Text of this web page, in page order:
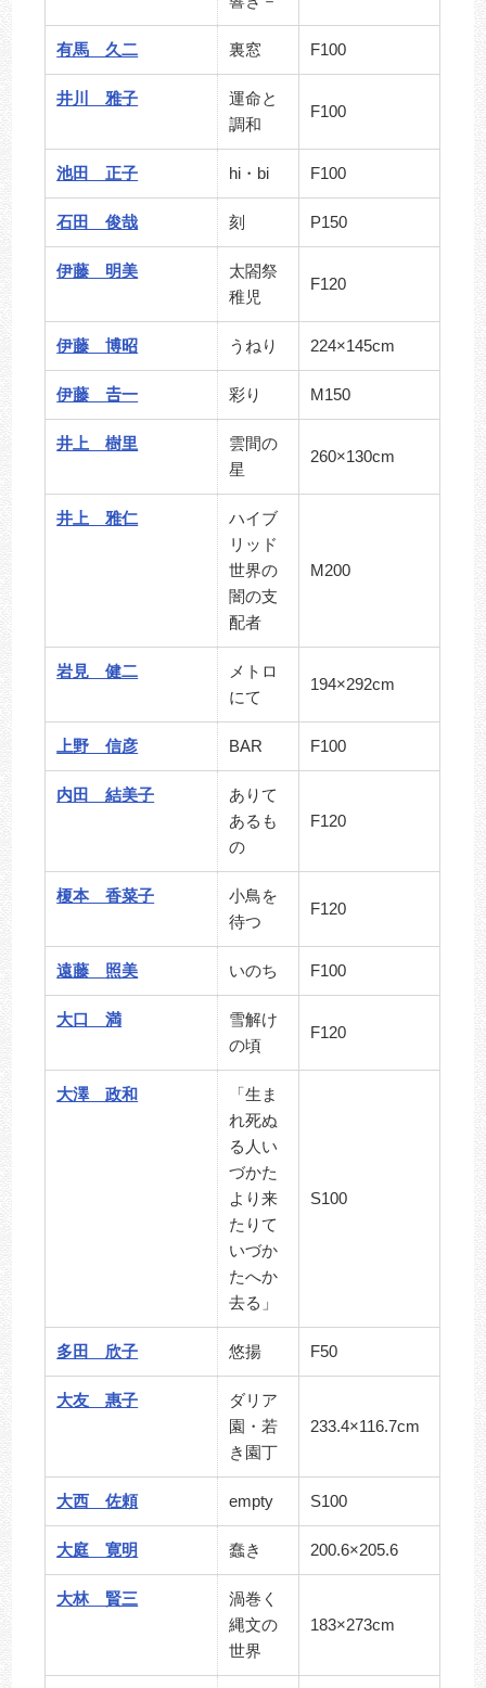
有馬 久二 裏窓 F100
井川 雅子
運命と
調和
F100
池田 正子 hi・bi F100
石田 俊哉 刻 P150
伊藤 明美
太閤祭
稚児
F120
伊藤 博昭 うねり 224×145cm
伊藤 𠮷一 彩り M150
井上 樹里
雲間の
星
260×130cm
井上 雅仁
ハイブ
リッド
世界の
闇の支
配者
M200
岩見 健二
メトロ
にて
194×292cm
上野 信彦 BAR F100
内田 結美子
ありて
あるも
の
F120
榎本 香菜子
小鳥を
待つ
F120
遠藤 照美 いのち F100
大口 満
雪解け
の頃
F120
大澤 政和
「生ま
れ死ぬ
る人い
づかた
より来
たりて
いづか
たへか
去る」
S100
多田 欣子 悠揚 F50
大友 惠子
ダリア
園・若
き園丁
233.4×116.7cm
大西 佐頼 empty S100
大庭 寛明 蠢き 200.6×205.6
大林 賢三
渦巻く
縄文の
世界
183×273cm